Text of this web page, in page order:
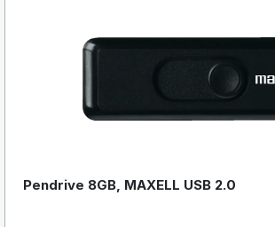
Pendrive 8GB, MAXELL USB 2.0